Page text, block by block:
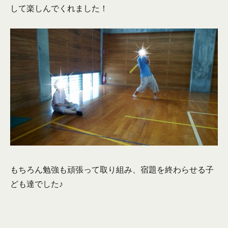
して楽しんでくれました！
もちろん勉強も頑張って取り組み、宿題を終わらせる子
ども達でした♪